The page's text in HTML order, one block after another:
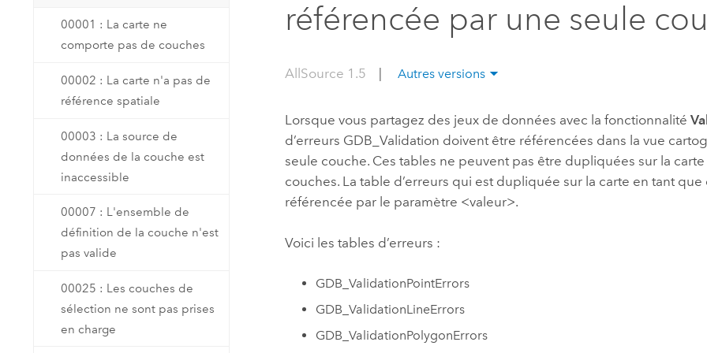
Technologie Developer
Créer des applications de
Ressources naturelles
Tous les secteurs d’activité
professionnels et
Tous les récits
00001 : La carte ne
comporte pas de couches
00002 : La carte n'a pas de
référence spatiale
00003 : La source de
données de la couche est
inaccessible
00007 : L'ensemble de
définition de la couche n'est
pas valide
00025 : Les couches de
sélection ne sont pas prises
en charge
référencée par une seule
AllSource 1.5 Autres versions
Lorsque vous partagez des jeux de données avec la fonctionnalité
d’erreurs GDB_Validation doivent être référencées dans la vue
seule couche. Ces tables ne peuvent pas être dupliquées sur la
couches. La table d’erreurs qui est dupliquée sur la carte en tant que
référencée par le paramètre <valeur>.
Voici les tables d’erreurs :
GDB_ValidationPointErrors
GDB_ValidationLineErrors
GDB_ValidationPolygonErrors